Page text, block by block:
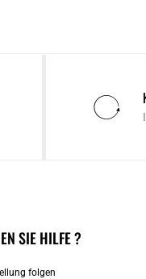
SIE HILFE ?
folgen